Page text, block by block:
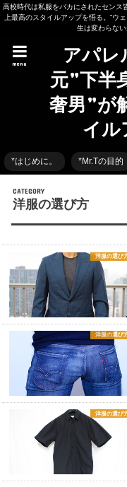
高校時代は私服をバカにされたセンス
上最高のスタイルアップを悟る。”ウ
生は変わらな
アパレ
元”下半
奢男”が
イル
menu
*はじめに。 *Mr.Tの目的
洋服の選び方
洋服の選び
洋服の選び
洋服の選び